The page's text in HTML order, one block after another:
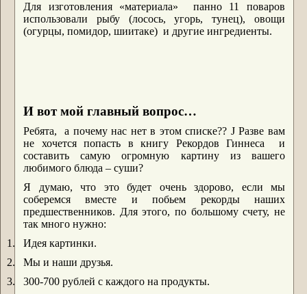
Для изготовления «материала» панно 11 поваров
использовали рыбу (лосось, угорь, тунец), овощи
(огурцы, помидор, шиитаке) и другие ингредиенты.
И вот мой главный вопрос…
Ребята, а почему нас нет в этом списке?? JРазве вам
не хочется попасть в книгу Рекордов Гиннеса и
составить самую огромную картину из вашего
любимого блюда – суши?
Я думаю, что это будет очень здорово, если мы
соберемся вместе и побьем рекорды наших
предшественников. Для этого, по большому счету, не
так много нужно:
1.
Идея картинки.
2.
Мы и наши друзья.
3.
300-700 рублей с каждого на продукты.